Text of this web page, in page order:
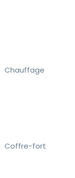
Chauffage
Coffre-fort